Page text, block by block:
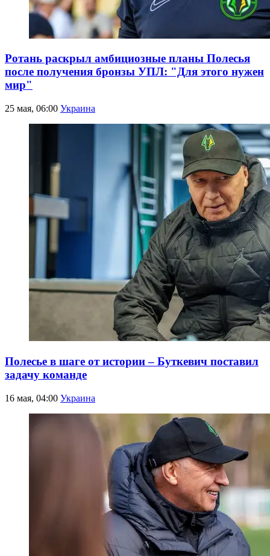
Ротань раскрыл амбициозные планы Полесья
после получения бронзы УПЛ: "Для этого нужен
мир"
25 мая, 06:00 Украина
Полесье в шаге от истории – Буткевич поставил
задачу команде
16 мая, 04:00 Украина